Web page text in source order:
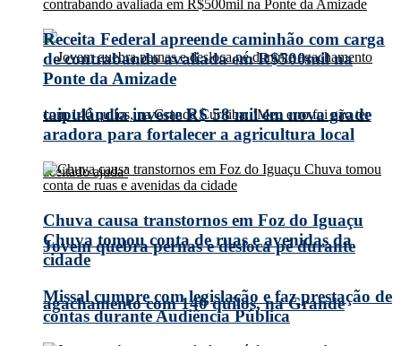
Jovem quebra pernas e desloca pé durante
agachamento com 140 quilos, na Grande
Receita Federal apreende caminhão com carga
de contrabando avaliada em R$500mil na
Ponte da Amizade
taipulândia investe R$ 58 mil em nova grade
aradora para fortalecer a agricultura local
Chuva causa transtornos em Foz do Iguaçu
Chuva tomou conta de ruas e avenidas da
cidade
Missal cumpre com legislação e faz prestação de
contas durante Audiência Pública